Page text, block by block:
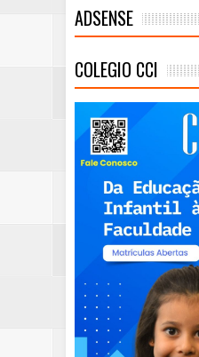
ADSENSE
COLEGIO CCI